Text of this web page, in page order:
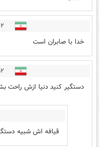
خدا با صابران است
دستگیر کنید دنیا ازش راحت
قیافه اش شبیه